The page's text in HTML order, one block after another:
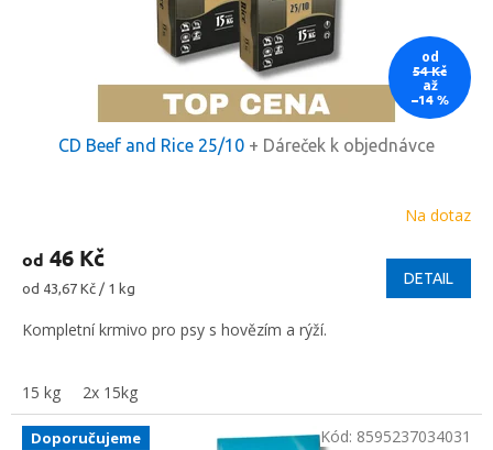
od
54 Kč
až
–14 %
CD Beef and Rice 25/10 + Dáreček k objednávce
produktu
z
Na dotaz
od 46 Kč
Měrná
od 43,67 Kč / 1 kg
DETAIL
Kompletní krmivo pro psy s hovězím a rýží.
15 kg 2x 15kg
Doporučujeme Kód: 8595237034031